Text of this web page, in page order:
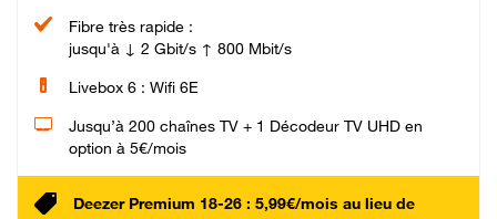
Fibre très rapide :
jusqu'à ↓ 2 Gbit/s ↑ 800 Mbit/s
Livebox 6 : Wifi 6E
Jusqu’à 200 chaînes TV + 1 Décodeur TV UHD en
option à 5€/mois
Deezer Premium 18-26 : 5,99€/mois au lieu de